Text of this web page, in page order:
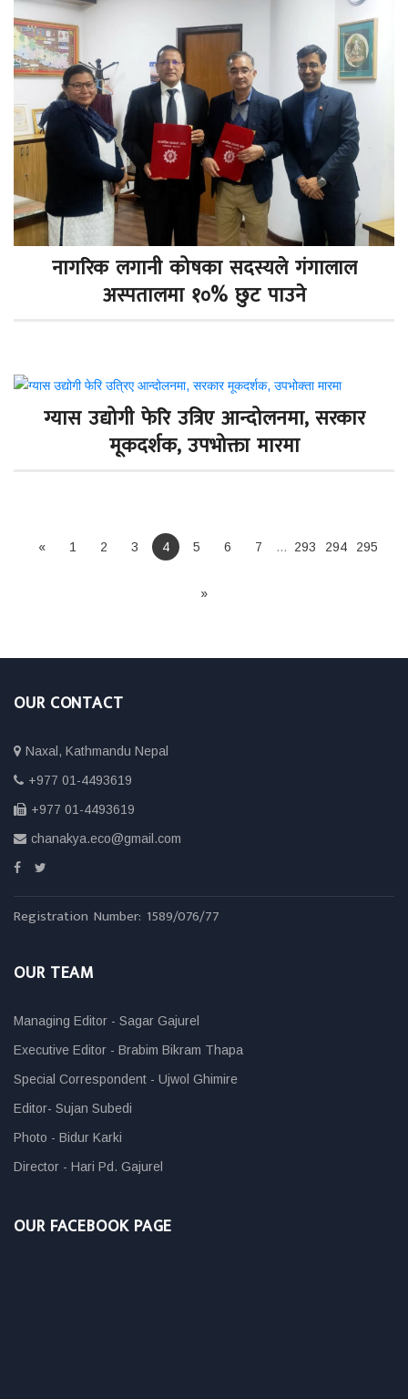
नागरिक लगानी कोषका सदस्यले गंगालाल
अस्पतालमा १०% छुट पाउने
ग्यास उद्योगी फेरि उत्रिए आन्दोलनमा, सरकार
मूकदर्शक, उपभोक्ता मारमा
« 1 2 3 4 5 6 7 … 293 294 295
»
OUR CONTACT
Naxal, Kathmandu Nepal
+977 01-4493619
+977 01-4493619
chanakya.eco@gmail.com
Registration Number: 1589/076/77
OUR TEAM
Managing Editor - Sagar Gajurel
Executive Editor - Brabim Bikram Thapa
Special Correspondent - Ujwol Ghimire
Editor- Sujan Subedi
Photo - Bidur Karki
Director - Hari Pd. Gajurel
OUR FACEBOOK PAGE